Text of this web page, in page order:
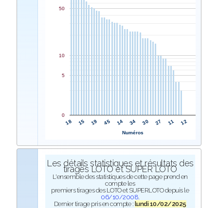
18 15 19 45 14 34 30 27 11 12
0
5
10
50
Numéros
Les détails statistiques et résultats des
tirages LOTO et SUPER LOTO
L'ensemble des statistiques de cette page prend en
compte les
premiers tirages des LOTO et SUPERLOTO depuis le
06/10/2008.
Dernier tirage pris en compte : lundi 10/02/2025